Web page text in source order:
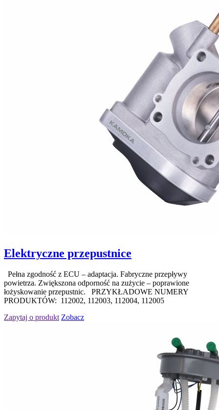
Elektryczne przepustnice
Pełna zgodność z ECU – adaptacja. Fabryczne przepływy
powietrza. Zwiększona odporność na zużycie – poprawione
łożyskowanie przepustnic. PRZYKŁADOWE NUMERY
PRODUKTÓW: 112002, 112003, 112004, 112005
Zapytaj o produkt Zobacz